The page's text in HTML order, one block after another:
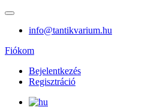
info@tantikvarium.hu
Fiókom
Bejelentkezés
Regisztráció